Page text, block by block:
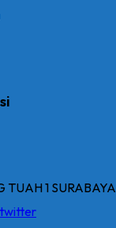
1 SURABAYA